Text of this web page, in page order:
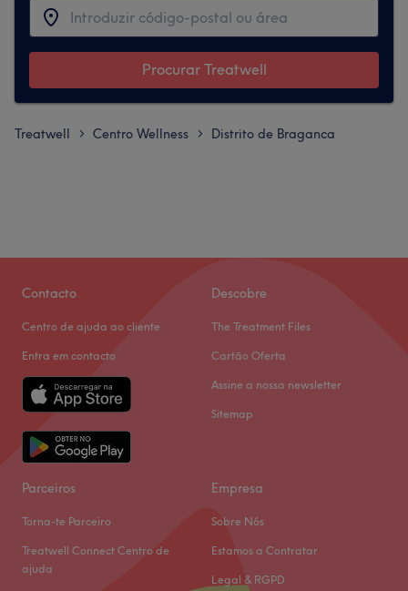
Procurar Treatwell
Treatwell > Centro Wellness > Distrito de Braganca
Contacto
Centro de ajuda ao cliente
Entra em contacto
Descobre
The Treatment Files
Cartão Oferta
Assine a nossa newsletter
Sitemap
Parceiros
Torna-te Parceiro
Treatwell Connect Centro de
ajuda
Empresa
Sobre Nós
Estamos a Contratar
Legal & RGPD